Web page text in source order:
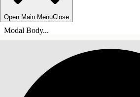
Open Main MenuClose
Modal Body...